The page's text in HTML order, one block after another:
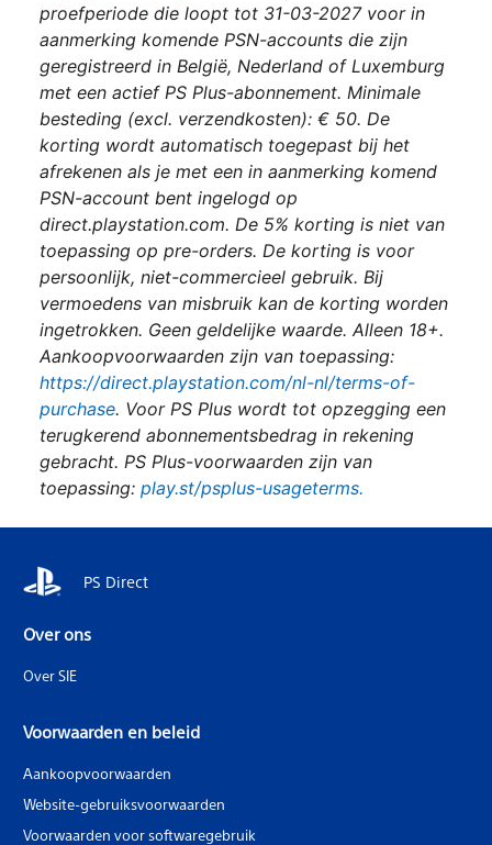
proefperiode die loopt tot 31-03-2027 voor in
aanmerking komende PSN-accounts die zijn
geregistreerd in België, Nederland of Luxemburg
met een actief PS Plus-abonnement. Minimale
besteding (excl. verzendkosten): € 50. De
korting wordt automatisch toegepast bij het
afrekenen als je met een in aanmerking komend
PSN-account bent ingelogd op
direct.playstation.com. De 5% korting is niet van
toepassing op pre-orders. De korting is voor
persoonlijk, niet-commercieel gebruik. Bij
vermoedens van misbruik kan de korting worden
ingetrokken. Geen geldelijke waarde. Alleen 18+.
Aankoopvoorwaarden zijn van toepassing:
https://direct.playstation.com/nl-nl/terms-of-
purchase. Voor PS Plus wordt tot opzegging een
terugkerend abonnementsbedrag in rekening
gebracht. PS Plus-voorwaarden zijn van
toepassing: play.st/psplus-usageterms.
PS Direct
Over ons
Over SIE
Voorwaarden en beleid
Aankoopvoorwaarden
Website-gebruiksvoorwaarden
Voorwaarden voor softwaregebruik